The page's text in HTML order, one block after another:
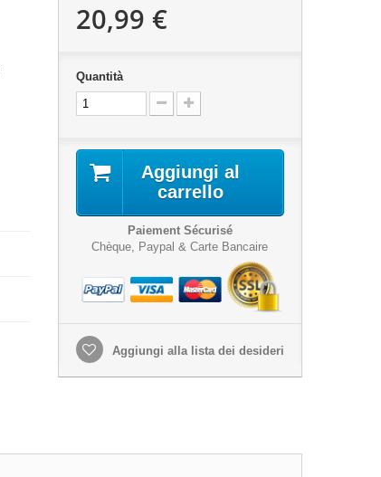
20,99 €
Quantità
Aggiungi al
carrello
Paiement Sécurisé
Chèque, Paypal & Carte Bancaire
Aggiungi alla lista dei desideri